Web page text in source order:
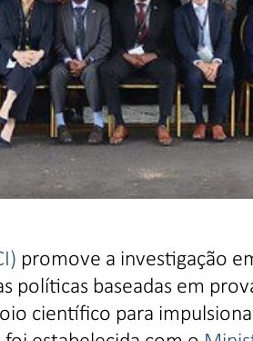
promove a investigação
políticas baseadas em
científico para